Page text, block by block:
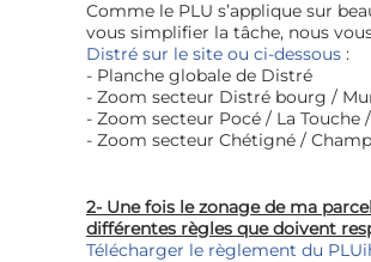
Comme le PLU s’applique sur
vous simplifier la tâche, nous
Distré sur le site ou ci-dessous :
- Planche globale de Distré
- Zoom secteur Distré bourg /
- Zoom secteur Pocé / La
- Zoom secteur Chétigné /
2- Une fois le zonage de ma
différentes règles que doivent
Télécharger le règlement du